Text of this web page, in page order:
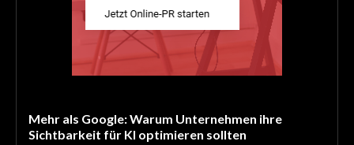
Mehr als Google: Warum Unternehmen ihre
Sichtbarkeit für KI optimieren sollten